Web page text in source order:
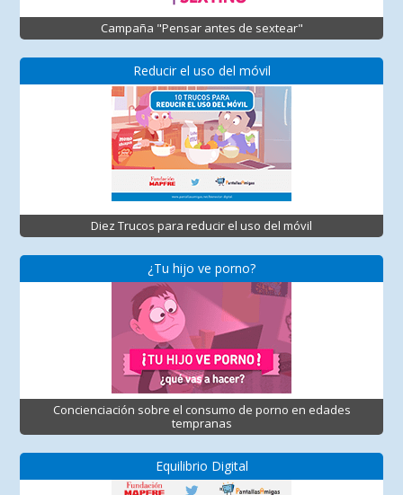
Campaña "Pensar antes de sextear"
Reducir el uso del móvil
Diez Trucos para reducir el uso del móvil
¿Tu hijo ve porno?
Concienciación sobre el consumo de porno en edades
tempranas
Equilibrio Digital